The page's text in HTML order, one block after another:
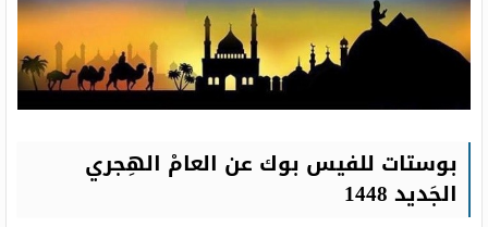
بوستات للفيس بوك عن العامْ الهِجري
الجَديد 1448